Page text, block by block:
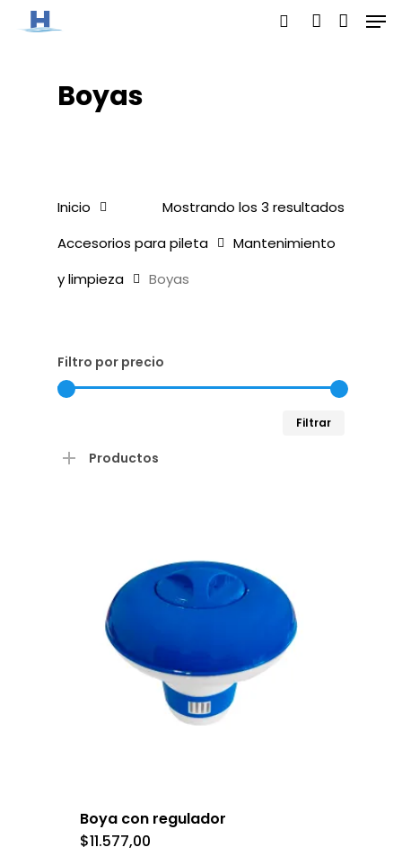
Boyas
Mostrando los 3 resultados
Inicio
Accesorios para pileta
Mantenimiento
y limpieza
Boyas
Filtro por precio
Filtrar
Productos
Boya con regulador
$11.577,00